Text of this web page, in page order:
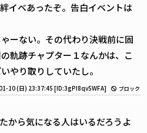
イベあったぞ。告白イベントは
ーない。その代わり決戦前に固
軌跡チャプター１なんかは、こ
やり取りしていたし。
10 (日) 23:37:45 [ID:3gPI8qv5WFA] ブロック
から気になる人はいるだろうよ